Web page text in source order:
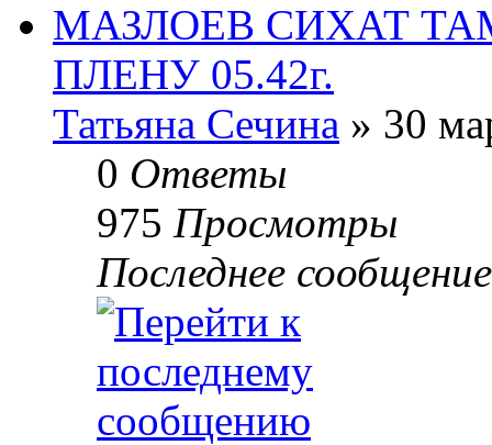
МАЗЛОЕВ СИХАТ
ПЛЕНУ 05.42г.
Татьяна Сечина » 30
0 Ответы
975 Просмотры
Последнее